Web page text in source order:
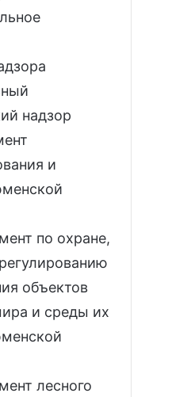
надзор
и
по охране,
объектов
и среды их
лесного